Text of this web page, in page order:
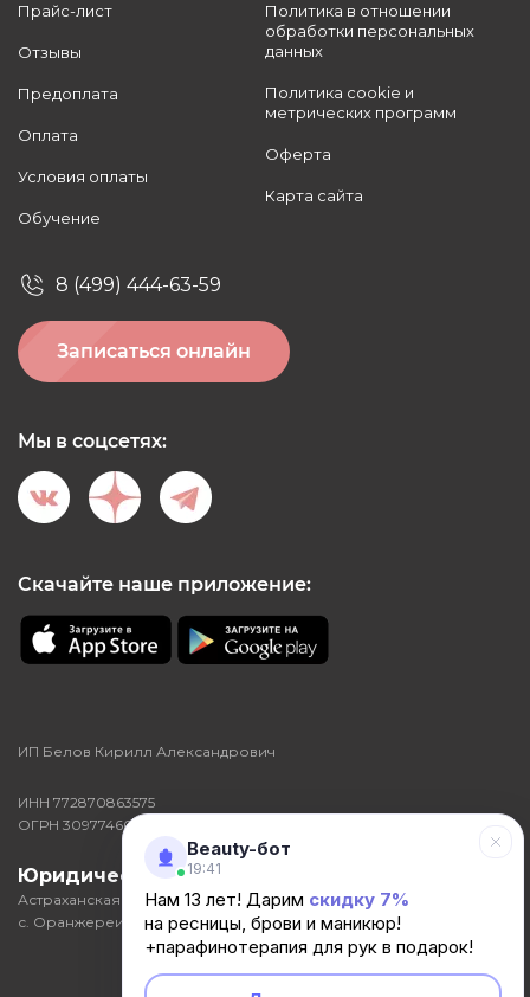
Прайс-лист
Отзывы
Предоплата
Оплата
Условия оплаты
Обучение
Политика в отношении
обработки персональных
данных
Политика cookie и
метрических программ
Оферта
Карта сайта
8 (499) 444-63-59
Записаться онлайн
Мы в соцсетях:
Скачайте наше приложение:
ИП Белов Кирилл Александрович
ИНН 772870863575
ОГРН 309774602000046
Юридический адрес:
Астраханская область, р-н Икрянинский,
с. Оранжереи, ул Кирова, д. 3, кв. 25
Beauty-бот
19:41
Нам 13 лет! Дарим скидку 7%
на ресницы, брови и маникюр!
+парафинотерапия для рук в подарок!